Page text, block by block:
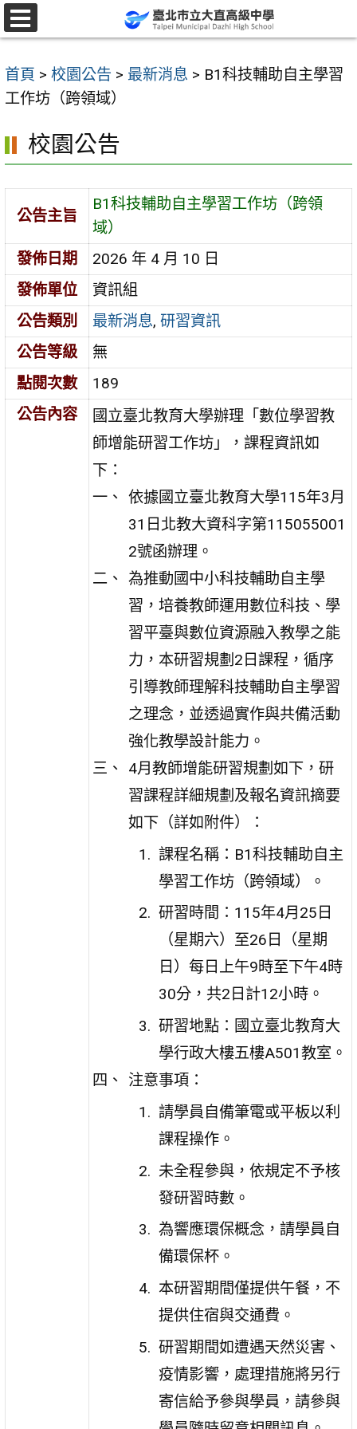
跳
至
要
內
區
首頁 > 校園公告 > 最新消息 > B1科技輔助自主學習
工作坊（跨領域）
校園公告
公告主旨
B1科技輔助自主學習工作坊（跨領
域）
發佈日期
2026 年 4 月 10 日
發佈單位
資訊組
公告類別
最新消息,研習資訊
公告等級
無
點閱次數
189
公告內容
國立臺北教育大學辦理「數位學習教
師增能研習工作坊」，課程資訊如
下：
依據國立臺北教育大學115年3月
31日北教大資科字第115055001
2號函辦理。
為推動國中小科技輔助自主學
習，培養教師運用數位科技、學
習平臺與數位資源融入教學之能
力，本研習規劃2日課程，循序
引導教師理解科技輔助自主學習
之理念，並透過實作與共備活動
強化教學設計能力。
4月教師增能研習規劃如下，研
習課程詳細規劃及報名資訊摘要
如下（詳如附件）：
課程名稱：B1科技輔助自主
學習工作坊（跨領域）。
研習時間：115年4月25日
（星期六）至26日（星期
日）每日上午9時至下午4時
30分，共2日計12小時。
研習地點：國立臺北教育大
學行政大樓五樓A501教室。
注意事項：
請學員自備筆電或平板以利
課程操作。
未全程參與，依規定不予核
發研習時數。
為響應環保概念，請學員自
備環保杯。
本研習期間僅提供午餐，不
提供住宿與交通費。
研習期間如遭遇天然災害、
疫情影響，處理措施將另行
寄信給予參與學員，請參與
選
單